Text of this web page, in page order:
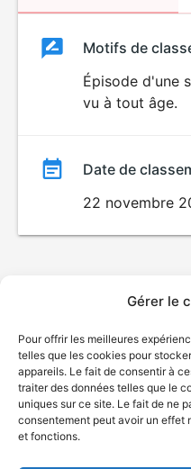
Gérer le
Pour offrir les meilleures
telles que les cookies pour
appareils. Le fait de consentir à
traiter des données telles que le
uniques sur ce site. Le fait de ne
consentement peut avoir un effet
et fonctions.
ClassementClassement
Motifs de
Épisode d'une
vu à tout âge.
Date de
22 novembre